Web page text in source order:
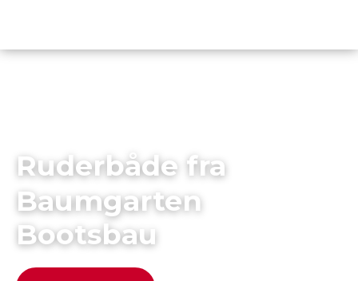
Ruderbåde fra
Baumgarten
Bootsbau